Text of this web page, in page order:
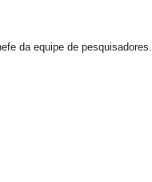
da equipe de pesquisadores.